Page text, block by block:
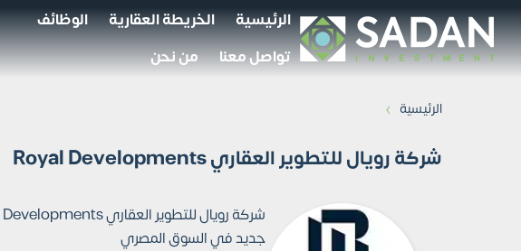
الرئيسية الخريطة العقارية الوظائف
تواصل معنا
من نحن
الرئيسية ›
شركة رويال للتطوير العقاري Royal Developments
جديد في السوق المصري